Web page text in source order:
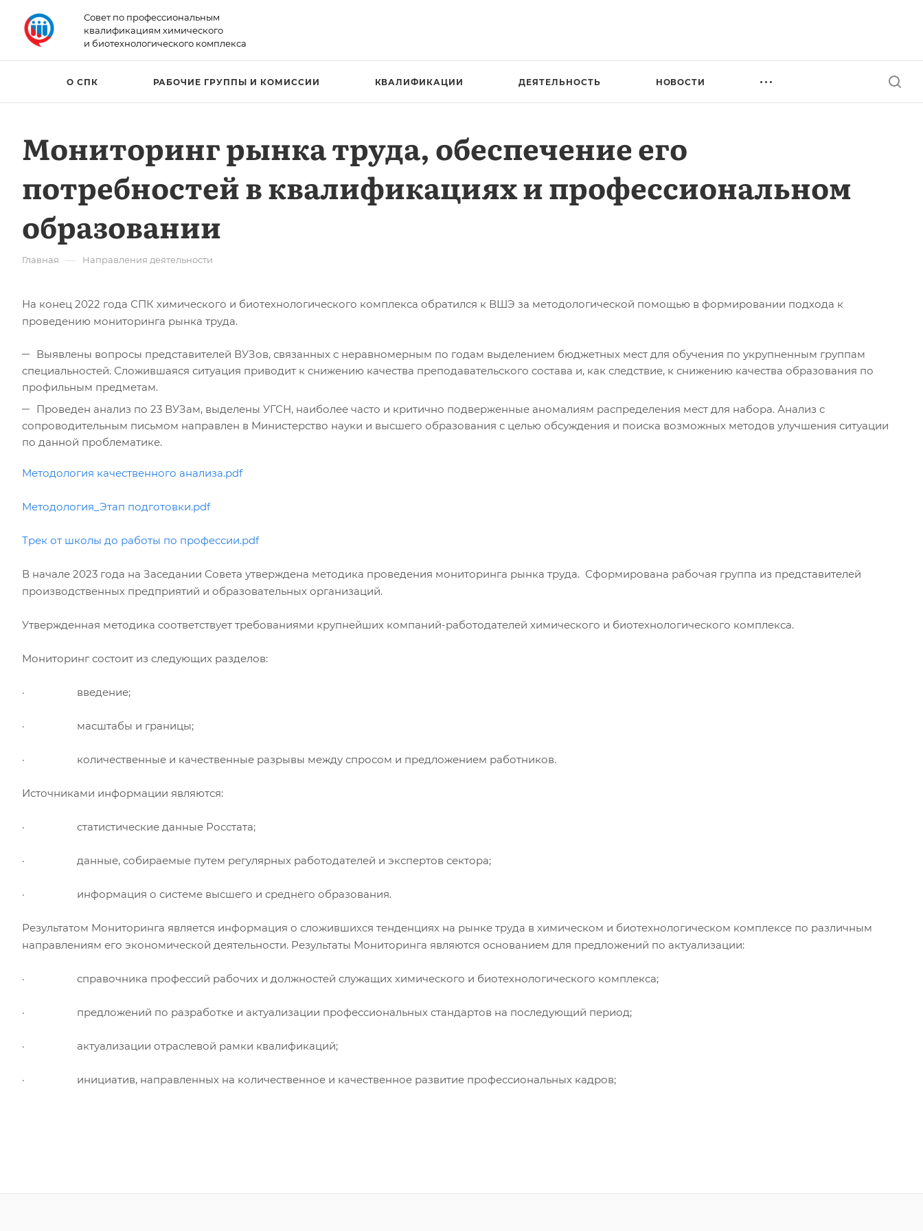
Совет по профессиональным
квалификациям химического
и биотехнологического комплекса
О СПК РАБОЧИЕ ГРУППЫ И КОМИССИИ КВАЛИФИКАЦИИ ДЕЯТЕЛЬНОСТЬ НОВОСТИ
Мониторинг рынка труда, обеспечение его
потребностей в квалификациях и профессиональном
образовании
Главная — Направления деятельности
На конец 2022 года СПК химического и биотехнологического комплекса обратился к ВШЭ за методологической помощью в формировании подхода к
проведению мониторинга рынка труда.
Выявлены вопросы представителей ВУЗов, связанных с неравномерным по годам выделением бюджетных мест для обучения по укрупненным группам
специальностей. Сложившаяся ситуация приводит к снижению качества преподавательского состава и, как следствие, к снижению качества образования по
профильным предметам.
Проведен анализ по 23 ВУЗам, выделены УГСН, наиболее часто и критично подверженные аномалиям распределения мест для набора. Анализ с
сопроводительным письмом направлен в Министерство науки и высшего образования с целью обсуждения и поиска возможных методов улучшения ситуации
по данной проблематике.
Методология качественного анализа.pdf
Методология_Этап подготовки.pdf
Трек от школы до работы по профессии.pdf
В начале 2023 года на Заседании Совета утверждена методика проведения мониторинга рынка труда. Сформирована рабочая группа из представителей
производственных предприятий и образовательных организаций.
Утвержденная методика соответствует требованиями крупнейших компаний-работодателей химического и биотехнологического комплекса.
Мониторинг состоит из следующих разделов:
· введение;
· масштабы и границы;
· количественные и качественные разрывы между спросом и предложением работников.
Источниками информации являются:
· статистические данные Росстата;
· данные, собираемые путем регулярных работодателей и экспертов сектора;
· информация о системе высшего и среднего образования.
Результатом Мониторинга является информация о сложившихся тенденциях на рынке труда в химическом и биотехнологическом комплексе по различным
направлениям его экономической деятельности. Результаты Мониторинга являются основанием для предложений по актуализации:
· справочника профессий рабочих и должностей служащих химического и биотехнологического комплекса;
· предложений по разработке и актуализации профессиональных стандартов на последующий период;
· актуализации отраслевой рамки квалификаций;
· инициатив, направленных на количественное и качественное развитие профессиональных кадров;